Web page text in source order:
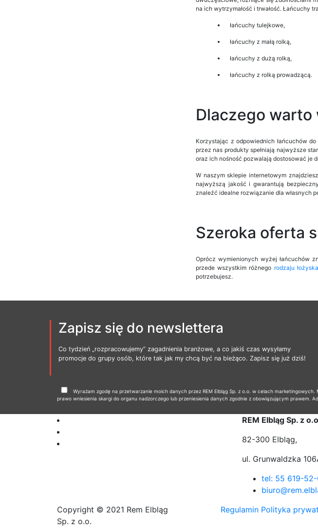
na ich wytrzymałość i trwałość. Łańcuchy
łańcuchy tulejkowe,
łańcuchy z małą rolką,
łańcuchy z dużą rolką,
łańcuchy z rolką prowadzącą.
Dlaczego warto
Korzystając z odpowiednich łańcuchów
przez nas produkty spełniają najwyższe
oraz ich nośność pozwalają dostosować je
W naszym sklepie internetowym
najwyższą jakość i gwarantują
znaleźć idealne rozwiązanie dla własnych
Szeroka oferta
Oprócz wymienionych wyżej łańcuchów
przede wszystkim różnego rodzaju łożyska
potrzebujesz.
Zapisz się do newslettera
Co tydzień „rozpracowujemy” zagadnienia branżowe, a co jakiś czas wysyłamy
promocje do grupy osób, które tak jak my chcą być na bieżąco. Zapisz się już dziś!
Wyrażam zgodę na przetwarzanie moich danych przez REM Elbląg Sp. z o.o. w celach
prawo wniesienia skargi do organu nadzorczego lub przeniesienia danych zgodnie z obowiązującym prawem.
REM Elbląg Sp. z
82-300 Elbląg,
ul. Grunwaldzka
tel: 55 619-
Copyright © 2021 Rem Elbląg
Sp. z o.o.
Regulamin Polityka